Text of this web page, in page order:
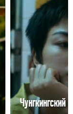
Чунгкингский